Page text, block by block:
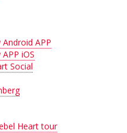
APP
iOS
Social
Heart tour